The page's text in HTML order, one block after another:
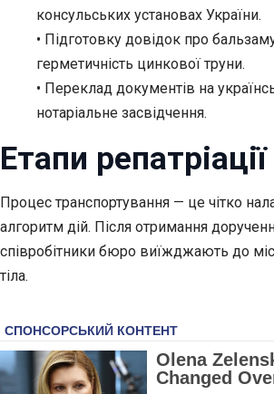
консульських установах України.
• Підготовку довідок про
герметичність цинкової труни.
• Переклад документів на
нотаріальне засвідчення.
Етапи репатріації
Процес транспортування — це чітко
алгоритм дій. Після отримання
співробітники бюро виїжджають до
тіла.